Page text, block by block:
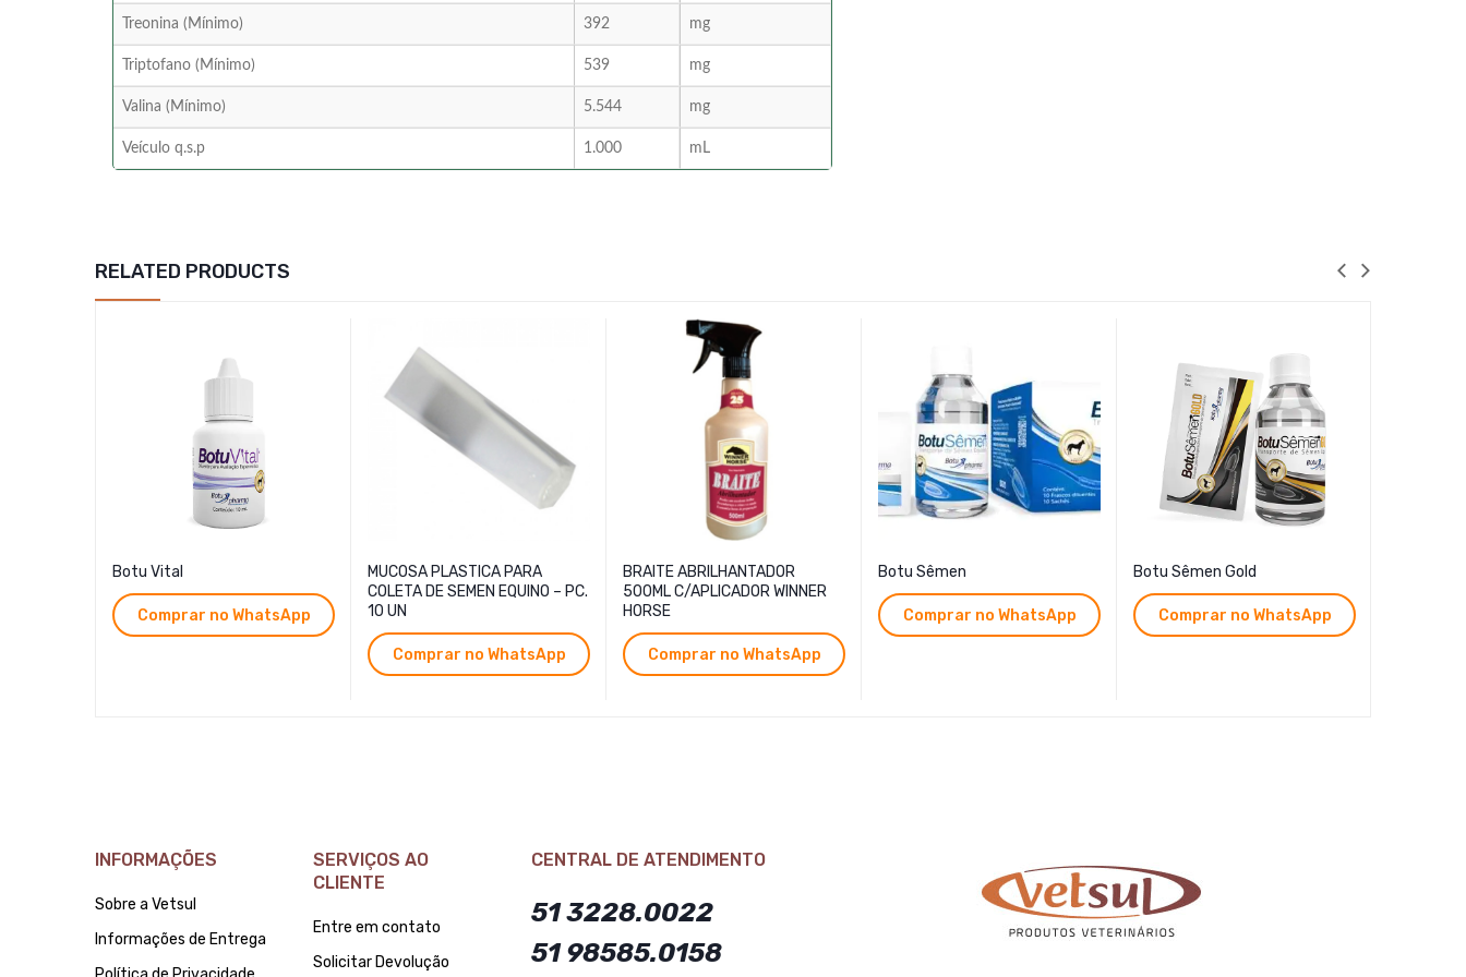
Treonina (Mínimo) 392 mg
Triptofano (Mínimo) 539 mg
Valina (Mínimo) 5.544 mg
Veículo q.s.p 1.000 mL
RELATED PRODUCTS
Botu Vital
Comprar no WhatsApp
MUCOSA PLASTICA PARA
COLETA DE SEMEN EQUINO – PC.
10 UN
Comprar no WhatsApp
BRAITE ABRILHANTADOR
500ML C/APLICADOR WINNER
HORSE
Comprar no WhatsApp
Botu Sêmen
Comprar no WhatsApp
Botu Sêmen Gold
Comprar no WhatsApp
INFORMAÇÕES
Sobre a Vetsul
Informações de Entrega
SERVIÇOS AO
CLIENTE
Entre em contato
Solicitar Devolução
CENTRAL DE ATENDIMENTO
51 3228.0022
51 98585.0158